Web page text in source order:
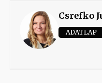
Csrefko
ADATLAP